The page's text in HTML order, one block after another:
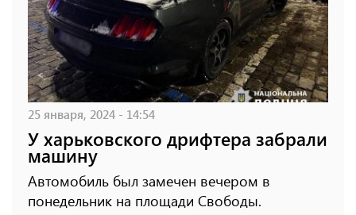
25 января, 2024 - 14:54
У харьковского дрифтера забрали
машину
Автомобиль был замечен вечером в
понедельник на площади Свободы.